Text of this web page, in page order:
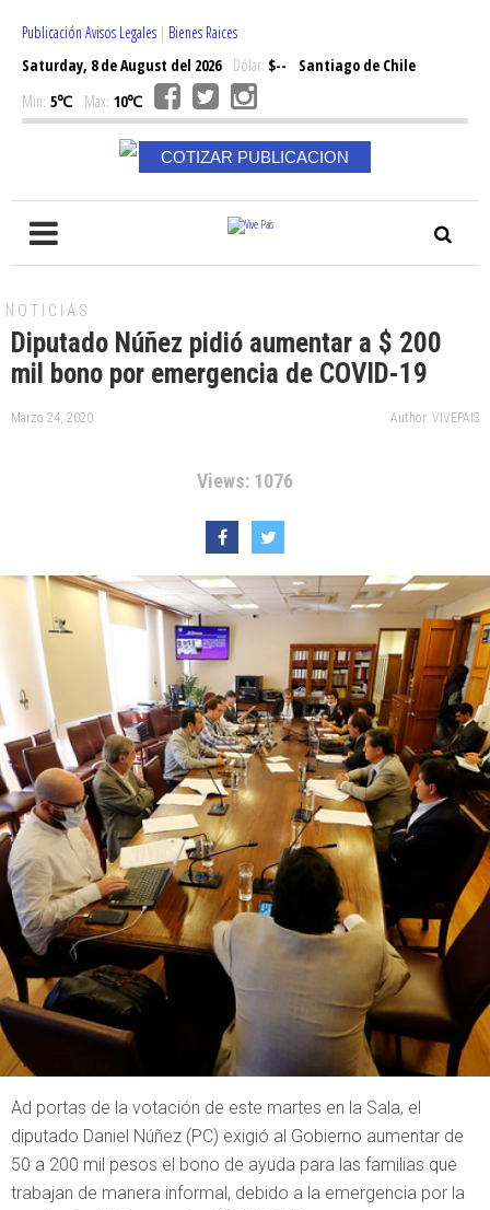
Publicación Avisos Legales | Bienes Raices
Saturday, 8 de August del 2026Dólar: $--
Santiago de Chile
Min: 5℃ Max: 10℃
COTIZAR PUBLICACION
NOTICIAS
Diputado Núñez pidió aumentar a $ 200
mil bono por emergencia de COVID-19
Marzo 24, 2020 Author: VIVEPAIS
Views: 1076
Ad portas de la votación de este martes en la Sala, el
diputado Daniel Núñez (PC) exigió al Gobierno aumentar de
50 a 200 mil pesos el bono de ayuda para las familias que
trabajan de manera informal, debido a la emergencia por la